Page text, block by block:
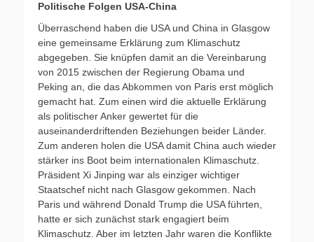
Politische Folgen USA-China
Überraschend haben die USA und China in Glasgow
eine gemeinsame Erklärung zum Klimaschutz
abgegeben. Sie knüpfen damit an die Vereinbarung
von 2015 zwischen der Regierung Obama und
Peking an, die das Abkommen von Paris erst möglich
gemacht hat. Zum einen wird die aktuelle Erklärung
als politischer Anker gewertet für die
auseinanderdriftenden Beziehungen beider Länder.
Zum anderen holen die USA damit China auch wieder
stärker ins Boot beim internationalen Klimaschutz.
Präsident Xi Jinping war als einziger wichtiger
Staatschef nicht nach Glasgow gekommen. Nach
Paris und während Donald Trump die USA führten,
hatte er sich zunächst stark engagiert beim
Klimaschutz. Aber im letzten Jahr waren die Konflikte